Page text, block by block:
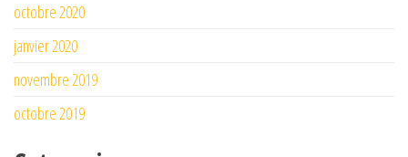
octobre 2020
janvier 2020
novembre 2019
octobre 2019